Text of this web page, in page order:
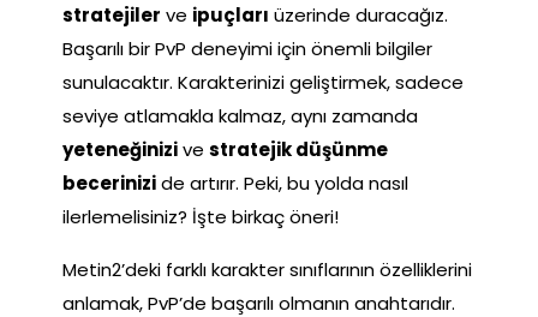
stratejiler ve ipuçları üzerinde duracağız.
Başarılı bir PvP deneyimi için önemli bilgiler
sunulacaktır. Karakterinizi geliştirmek, sadece
seviye atlamakla kalmaz, aynı zamanda
yeteneğinizive stratejik düşünme
becerinizide artırır. Peki, bu yolda nasıl
ilerlemelisiniz? İşte birkaç öneri!
Metin2’deki farklı karakter sınıflarının özelliklerini
anlamak, PvP’de başarılı olmanın anahtarıdır.